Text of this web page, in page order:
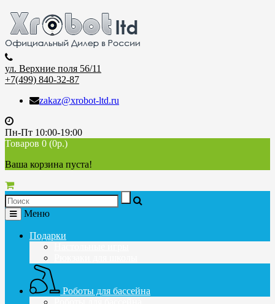
ул. Верхние поля 56/11
+7(499) 840-32-87
zakaz@xrobot-ltd.ru
Пн-Пт 10:00-19:00
Товаров 0 (0р.)
Ваша корзина пуста!
Меню
Подарки
Роботы для бассейна